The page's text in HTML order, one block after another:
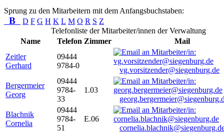
Sprung zu den Mitarbeitern mit dem Anfangsbuchstaben:
B D F G H K L M O R S Z
Telefonliste der Mitarbeiter/innen der Verwaltung
Name
Telefon Zimmer
Mail
Zeitler
Gerhard
09444
9784-0
vg.vorsitzender@siegenburg.de
Bergermeier
Georg
09444
9784-
33
1.03
Blachnik
Cornelia
09444
9784-
51
E.06